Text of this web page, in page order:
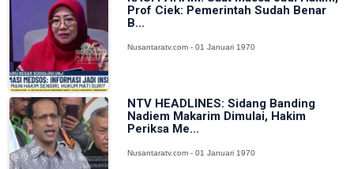
Prof Ciek: Pemerintah Sudah Benar
B...
Nusantaratv.com - 01 Januari 1970
NTV HEADLINES: Sidang Banding
Nadiem Makarim Dimulai, Hakim
Periksa Me...
Nusantaratv.com - 01 Januari 1970